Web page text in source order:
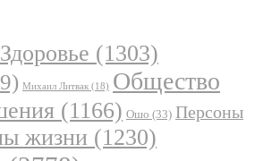
Здоровье (1303)
Михаил Литвак (18) Общество
(1166) Ошо (33) Персоны
жизни (1230)